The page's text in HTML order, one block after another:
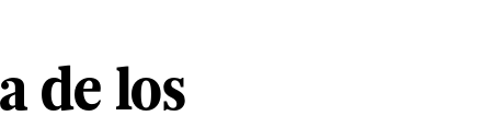
de los